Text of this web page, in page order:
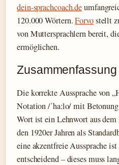
dein-sprachcoach.de
120.000 Wörtern.Forvostellt
von Muttersprachlern bereit,
ermöglichen.
Zusammenfassung
Die korrekte Aussprache von
Notation /ˈhaːlo/ mit
Wort ist ein Lehnwort aus
den 1920er Jahren als
eine akzentfreie Aussprache
entscheidend – dieses muss